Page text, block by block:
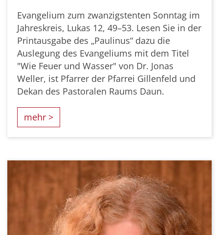
Evangelium zum zwanzigstenten Sonntag im
Jahreskreis, Lukas 12, 49–53. Lesen Sie in der
Printausgabe des „Paulinus“ dazu die
Auslegung des Evangeliums mit dem Titel
"Wie Feuer und Wasser" von Dr. Jonas
Weller, ist Pfarrer der Pfarrei Gillenfeld und
Dekan des Pastoralen Raums Daun.
mehr >